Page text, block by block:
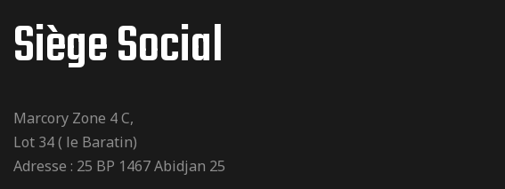
Siège Social
Marcory Zone 4 C,
Lot 34 ( le Baratin)
Adresse : 25 BP 1467 Abidjan 25